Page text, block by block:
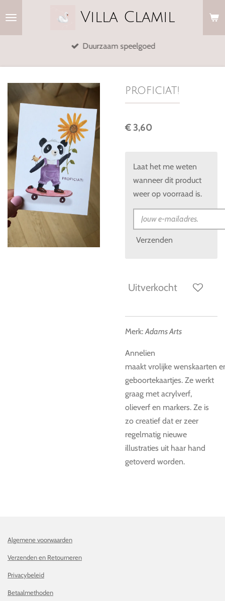
hoofdinhoud
Villa Clamil
Duurzaam speelgoed
proficiat!
€ 3,60
Laat het me weten
wanneer dit product
weer op voorraad is.
Verzenden
Uitverkocht
Merk:Adams Arts
Annelien
maakt vrolijke wenskaarten
geboortekaartjes. Ze werkt
graag met acrylverf,
olieverf en markers. Ze is
zo creatief dat er zeer
regelmatig nieuwe
illustraties uit haar hand
getoverd worden.
Algemene voorwaarden
Verzenden en Retourneren
Privacybeleid
Betaalmethoden